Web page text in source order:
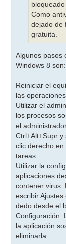
Como
dejado de
gratuita.
Algunos pasos
Windows 8 son:
Reiniciar el
las
Utilizar el
los procesos
el
Ctrl+Alt+Supr
clic derecho
tareas.
Utilizar la
aplicaciones
contener virus.
escribir
dedo desde el
Configuración.
la aplicación
eliminarla.